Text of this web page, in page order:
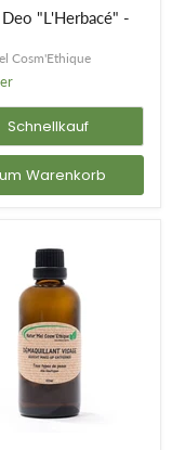
Deo "L'Herbacé" -
Cosm'Ethique
Schnellkauf
Warenkorb